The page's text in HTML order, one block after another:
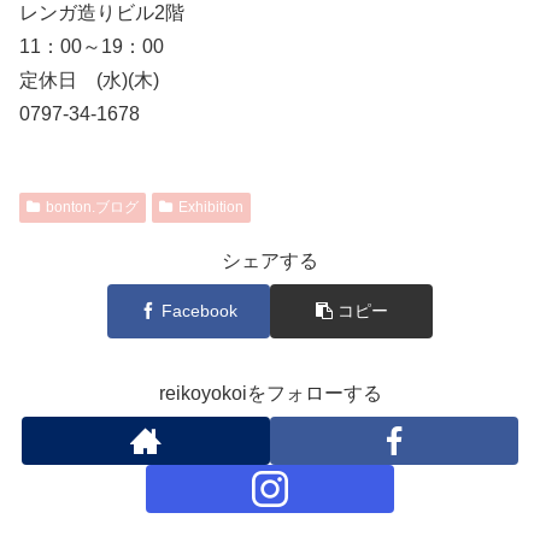
レンガ造りビル2階
11：00～19：00
定休日 (水)(木)
0797-34-1678
bonton.ブログ Exhibition
シェアする
Facebook コピー
reikoyokoiをフォローする